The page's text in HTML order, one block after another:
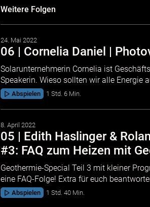
Weitere Folgen
24. Mai 2022
06 | Cornelia Daniel |
Solarunternehmerin Cornelia ist
Speakerin. Wieso sollten wir alle Energie
Abspielen 1 Std. 6 Min.
8. April 2022
05 | Edith Haslinger &
#3: FAQ zum Heizen mit
Geothermie-Special Teil 3 mit kleiner
eine FAQ-Folge! Extra für euch
Abspielen 1 Std. 40 Min.